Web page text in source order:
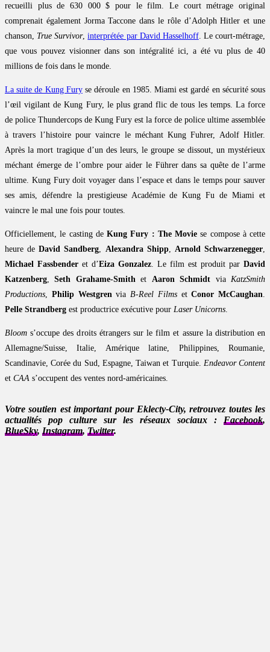
recueilli plus de 630 000 $ pour le film. Le court métrage original
comprenait également Jorma Taccone dans le rôle d’Adolph Hitler et une
chanson, True Survivor,interprétée par David Hasselhoff. Le court-métrage,
que vous pouvez visionner dans son intégralité ici, a été vu plus de 40
millions de fois dans le monde.
La suite de Kung Furyse déroule en 1985. Miami est gardé en sécurité sous
l’œil vigilant de Kung Fury, le plus grand flic de tous les temps. La force
de police Thundercops de Kung Fury est la force de police ultime assemblée
à travers l’histoire pour vaincre le méchant Kung Fuhrer, Adolf Hitler.
Après la mort tragique d’un des leurs, le groupe se dissout, un mystérieux
méchant émerge de l’ombre pour aider le Führer dans sa quête de l’arme
ultime. Kung Fury doit voyager dans l’espace et dans le temps pour sauver
ses amis, défendre la prestigieuse Académie de Kung Fu de Miami et
vaincre le mal une fois pour toutes.
Officiellement, le casting de Kung Fury : The Movie se compose à cette
heure deDavid Sandberg, Alexandra Shipp, Arnold Schwarzenegger,
Michael Fassbender et d’Eiza Gonzalez. Le film est produit par David
Katzenberg,Seth Grahame-Smithet Aaron Schmidt viaKatzSmith
Productions, Philip Westgrenvia B-Reel FilmsetConor McCaughan.
Pelle Strandberg est productrice exécutive pour Laser Unicorns.
Bloom s’occupe des droits étrangers sur le film et assure la distribution en
Allemagne/Suisse, Italie, Amérique latine, Philippines, Roumanie,
Scandinavie, Corée du Sud, Espagne, Taiwan et Turquie. Endeavor Content
et CAA s’occupent des ventes nord-américaines.
Votre soutien est important pour Eklecty-City, retrouvez toutes les
actualités pop culture sur les réseaux sociaux : Facebook,
BlueSky, Instagram, Twitter.